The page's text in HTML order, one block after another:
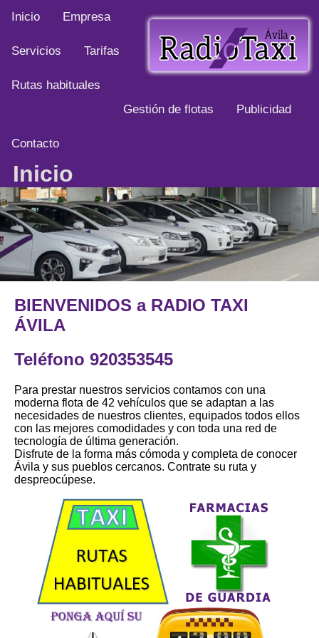
Inicio Empresa
Servicios Tarifas
Rutas habituales
Gestión de flotas
Publicidad
Contacto
Inicio
BIENVENIDOS a RADIO TAXI
ÁVILA
Teléfono 920353545
Para prestar nuestros servicios contamos con una
moderna flota de 42 vehículos que se adaptan a las
necesidades de nuestros clientes, equipados todos ellos
con las mejores comodidades y con toda una red de
tecnología de última generación.
Disfrute de la forma más cómoda y completa de conocer
Ávila y sus pueblos cercanos. Contrate su ruta y
despreocúpese.